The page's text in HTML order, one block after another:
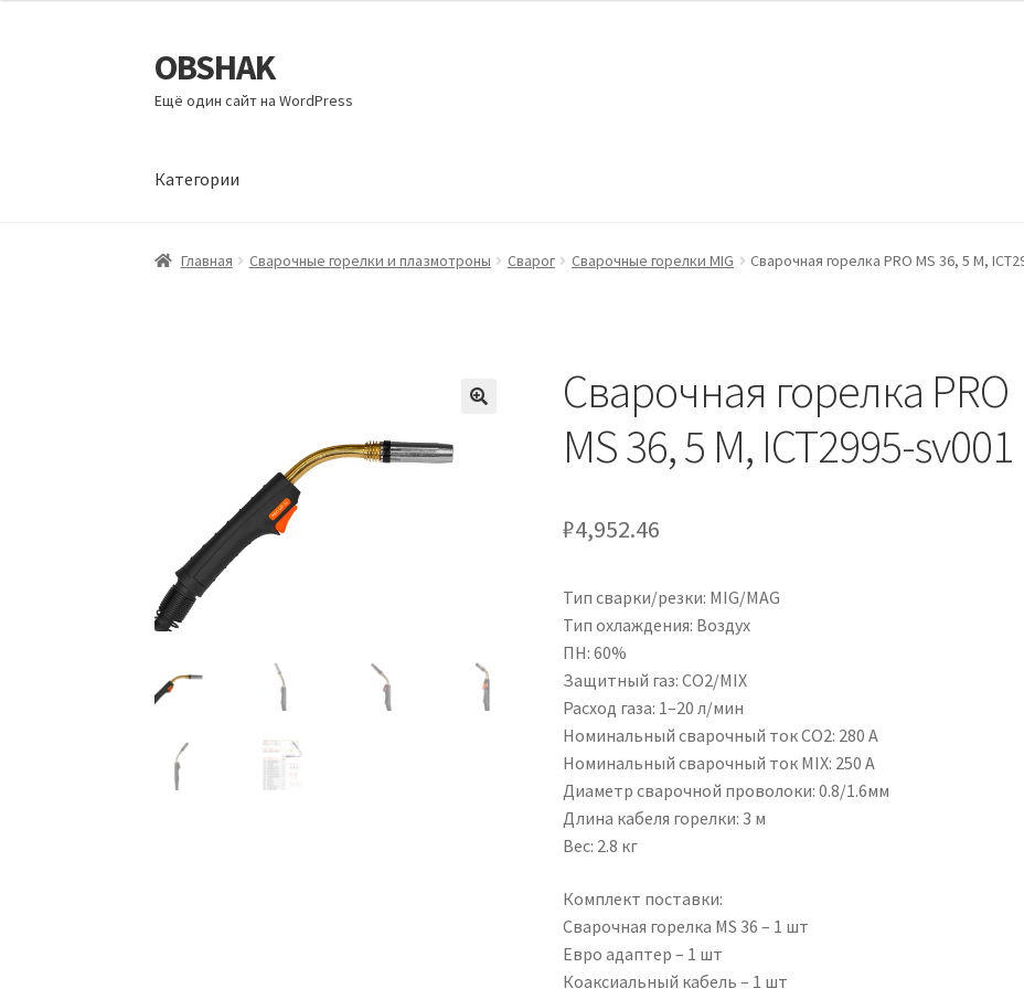
Перейти
к
навигации
Перейти
к
содержимому
OBSHAK
Ещё один сайт на WordPress
Категории
Главная Категории Мой аккаунт Оформление заказа Пример страницы
Главная Сварочные горелки и плазмотроны Сварог Сварочные горелки MIG Сварочная горелка PRO MS 36, 5 M,
Сварочная горелка PRO
MS 36, 5 M, ICT2995-sv001
₽4,952.46
Тип сварки/резки: MIG/MAG
Тип охлаждения: Воздух
ПН: 60%
Защитный газ: CO2/MIX
Расход газа: 1–20 л/мин
Номинальный сварочный ток CO2: 280 А
Номинальный сварочный ток MIX: 250 А
Диаметр сварочной проволоки: 0.8/1.6мм
Длина кабеля горелки: 3 м
Вес: 2.8 кг
Комплект поставки:
Сварочная горелка MS 36 – 1 шт
Евро адаптер – 1 шт
Коаксиальный кабель – 1 шт